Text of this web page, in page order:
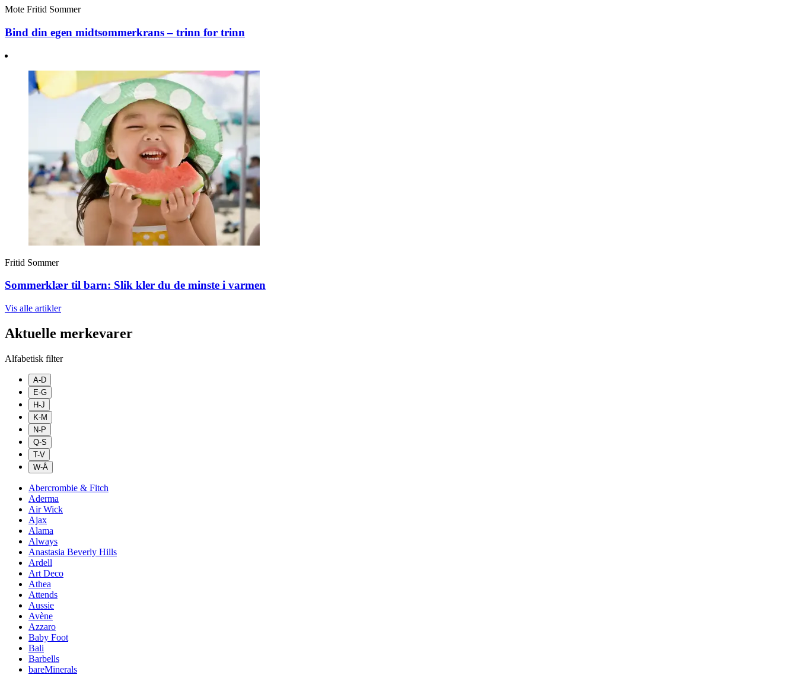
Mote Fritid Sommer
Bind din egen midtsommerkrans – trinn for trinn
Fritid Sommer
Sommerklær til barn: Slik kler du de minste i varmen
Vis alle artikler
Aktuelle merkevarer
Alfabetisk filter
A-D
E-G
H-J
K-M
N-P
Q-S
T-V
W-Å
Abercrombie & Fitch
Aderma
Air Wick
Ajax
Alama
Always
Anastasia Beverly Hills
Ardell
Art Deco
Athea
Attends
Aussie
Avène
Azzaro
Baby Foot
Bali
Barbells
bareMinerals